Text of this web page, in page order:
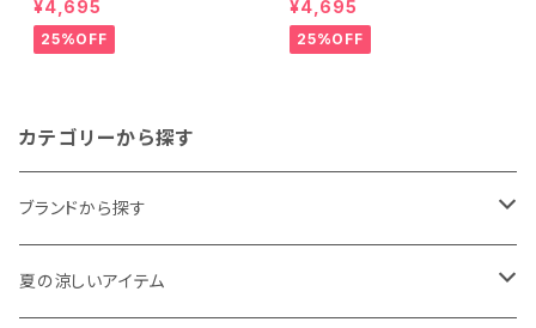
態安定 レギュラーシルエット ボ
タンダウン チェック柄 メンズ ビ
ジネス exha12-dbd-12 L.グ
¥4,695
25%OFF
態安定 レギュラーシルエット ボ
タンダウン ドビー メンズ ビジネ
ス dhy195t-dbd-72 L.グリー
¥4,695
25%OFF
カテゴリーから探す
ブランドから探す
THE NORTH FACE
夏の涼しいアイテム